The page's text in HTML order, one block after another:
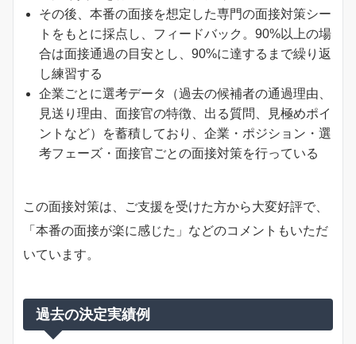
その後、本番の面接を想定した専門の面接対策シー
トをもとに採点し、フィードバック。90%以上の場
合は面接通過の目安とし、90%に達するまで繰り返
し練習する
企業ごとに選考データ（過去の候補者の通過理由、
見送り理由、面接官の特徴、出る質問、見極めポイ
ントなど）を蓄積しており、企業・ポジション・選
考フェーズ・面接官ごとの面接対策を行っている
この面接対策は、ご支援を受けた方から大変好評で、
「本番の面接が楽に感じた」などのコメントもいただ
いています。
過去の決定実績例